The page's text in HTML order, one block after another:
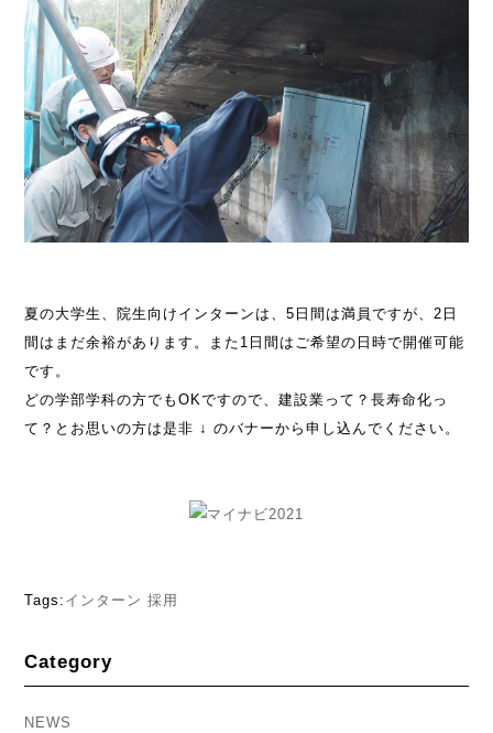
夏の大学生、院生向けインターンは、5日間は満員ですが、2日
間はまだ余裕があります。また1日間はご希望の日時で開催可能
です。
どの学部学科の方でもOKですので、建設業って？長寿命化っ
て？とお思いの方は是非 ↓ のバナーから申し込んでください。
Tags: インターン 採用
Category
NEWS